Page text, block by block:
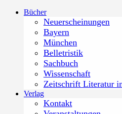
Zum
Bücher
Neuerscheinungen
Bayern
München
Belletristik
Sachbuch
Wissenschaft
Zeitschrift Literatur
Verlag
Kontakt